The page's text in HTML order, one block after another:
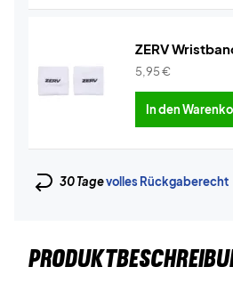
ZERV
5,95€
In den
30 Tagevolles Rückgaberecht